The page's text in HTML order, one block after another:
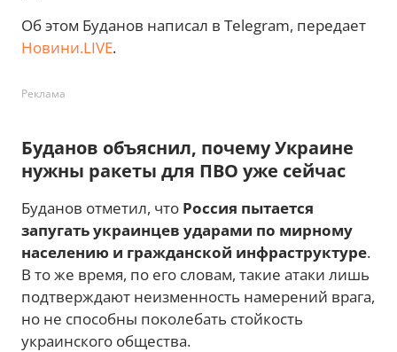
Об этом Буданов написал в Telegram, передает
Новини.LIVE.
Реклама
Буданов объяснил, почему Украине
нужны ракеты для ПВО уже сейчас
Буданов отметил, что Россия пытается
запугать украинцев ударами по мирному
населению и гражданской инфраструктуре.
В то же время, по его словам, такие атаки лишь
подтверждают неизменность намерений врага,
но не способны поколебать стойкость
украинского общества.